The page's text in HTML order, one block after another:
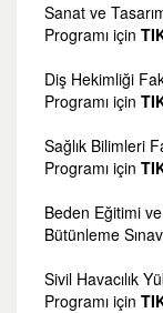
Sanat ve
Programı için
Diş Hekimliği
Programı için
Sağlık Bilimleri
Programı için
Beden Eğitimi
Bütünleme
Sivil Havacılık
Programı için